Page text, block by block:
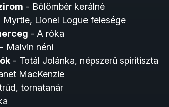
- Bölömbér kerálné
Myrtle, Lionel Logue felesége
- A róka
- Malvin néni
- Totál Jolánka, népszerű spiritiszta
MacKenzie
tornatanár